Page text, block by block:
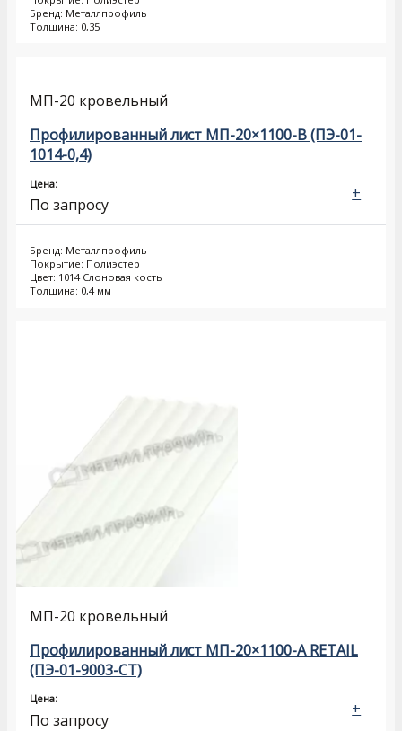
Бренд: Металлпрофиль
Толщина: 0,35
МП-20 кровельный
Профилированный лист МП-20×1100-B (ПЭ-01-
1014-0,4)
Цена:
По запросу
Бренд: Металлпрофиль
Покрытие: Полиэстер
Цвет: 1014 Слоновая кость
Толщина: 0,4 мм
+
МП-20 кровельный
Профилированный лист МП-20×1100-A RETAIL
(ПЭ-01-9003-СТ)
Цена:
По запросу
+